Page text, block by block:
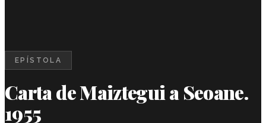
EPÍSTOLA
Carta de Maiztegui a Seoane.
1955